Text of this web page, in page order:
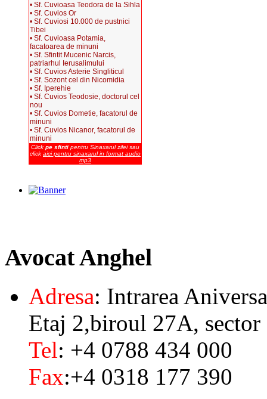
• Sf. Cuvioasa Teodora de la Sihla
• Sf. Cuvios Or
• Sf. Cuviosi 10.000 de pustnici
Tibei
• Sf. Cuvioasa Potamia,
facatoarea de minuni
• Sf. Sfintit Mucenic Narcis,
patriarhul Ierusalimului
• Sf. Cuvios Asterie Singliticul
• Sf. Sozont cel din Nicomidia
• Sf. Iperehie
• Sf. Cuvios Teodosie, doctorul cel
nou
• Sf. Cuvios Dometie, facatorul de
minuni
• Sf. Cuvios Nicanor, facatorul de
minuni
Click pe sfinti pentru Sinaxarul zilei sau
click aici pentru sinaxarul in format audio
mp3
AvocatAnghel
Adresa: Intrarea
Etaj 2,biroul 27A, sector
Tel: +4 0788 434 000
Fax:+4 0318 177 390